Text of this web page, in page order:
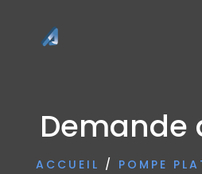
Demande
ACCUEIL / POMPE